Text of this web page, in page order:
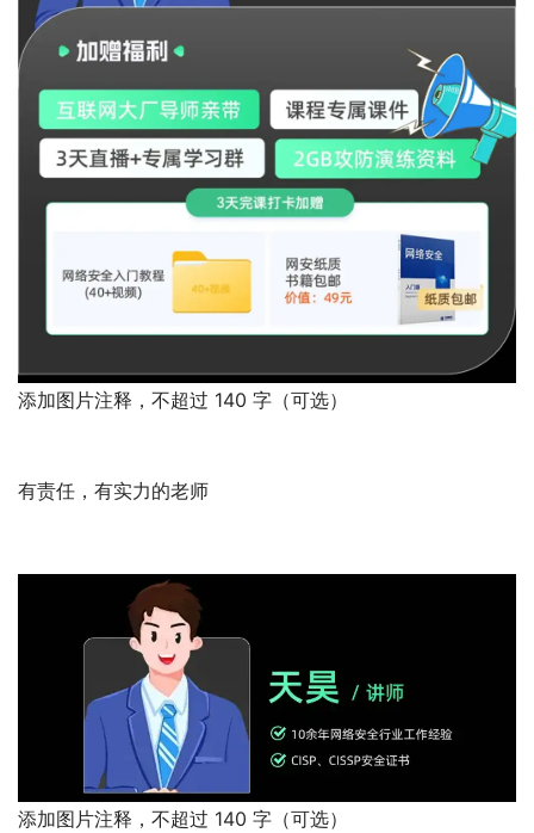
添加图片注释，不超过 140 字（可选）
有责任，有实力的老师
添加图片注释，不超过 140 字（可选）